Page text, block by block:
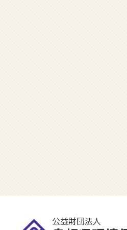
公益財団法人